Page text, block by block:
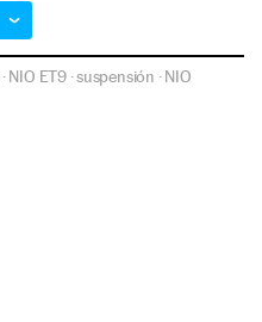
·NIO ET9·suspensión ·NIO